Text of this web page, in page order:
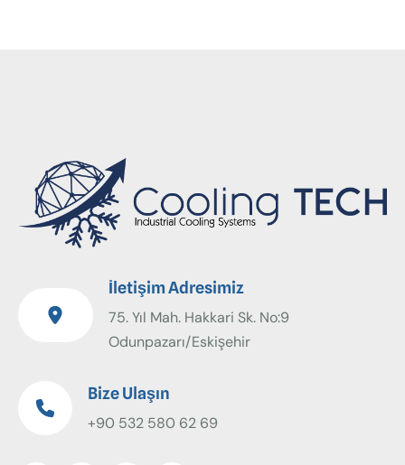
İletişim Adresimiz
75. Yıl Mah. Hakkari Sk. No:9
Odunpazarı/Eskişehir
Bize Ulaşın
+90 532 580 62 69